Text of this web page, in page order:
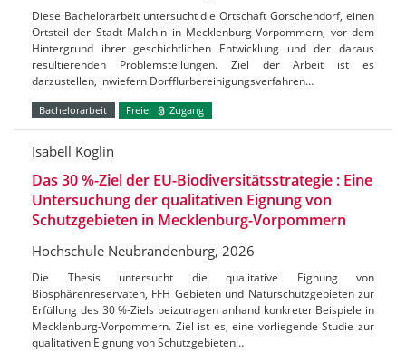
Diese Bachelorarbeit untersucht die Ortschaft Gorschendorf, einen
Ortsteil der Stadt Malchin in Mecklenburg-Vorpommern, vor dem
Hintergrund ihrer geschichtlichen Entwicklung und der daraus
resultierenden Problemstellungen. Ziel der Arbeit ist es
darzustellen, inwiefern Dorfflurbereinigungsverfahren…
Bachelorarbeit Freier Zugang
Isabell Koglin
Das 30 %-Ziel der EU-Biodiversitätsstrategie : Eine
Untersuchung der qualitativen Eignung von
Schutzgebieten in Mecklenburg-Vorpommern
Hochschule Neubrandenburg, 2026
Die Thesis untersucht die qualitative Eignung von
Biosphärenreservaten, FFH Gebieten und Naturschutzgebieten zur
Erfüllung des 30 %-Ziels beizutragen anhand konkreter Beispiele in
Mecklenburg-Vorpommern. Ziel ist es, eine vorliegende Studie zur
qualitativen Eignung von Schutzgebieten…